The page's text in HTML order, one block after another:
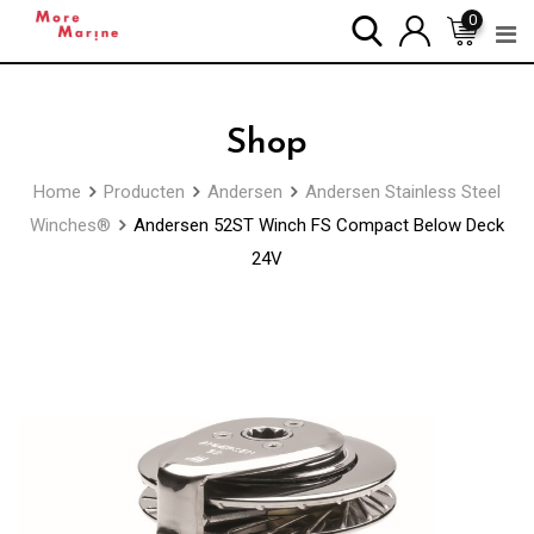
0
Shop
Home Producten Andersen
Andersen Stainless Steel
Winches®
Andersen 52ST Winch FS Compact Below Deck
24V